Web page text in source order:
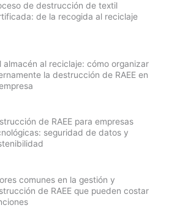
de destrucción de textil
de la recogida al reciclaje
almacén al reciclaje: cómo organizar
la destrucción de RAEE en
de RAEE para empresas
seguridad de datos y
comunes en la gestión y
de RAEE que pueden costar